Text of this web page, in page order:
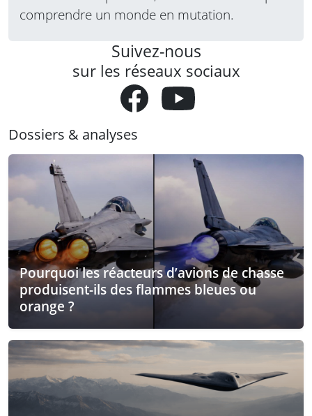
comprendre un monde en mutation.
Suivez-nous
sur les réseaux sociaux
Dossiers & analyses
Pourquoi les réacteurs d’avions de chasse
produisent-ils des flammes bleues ou
orange ?